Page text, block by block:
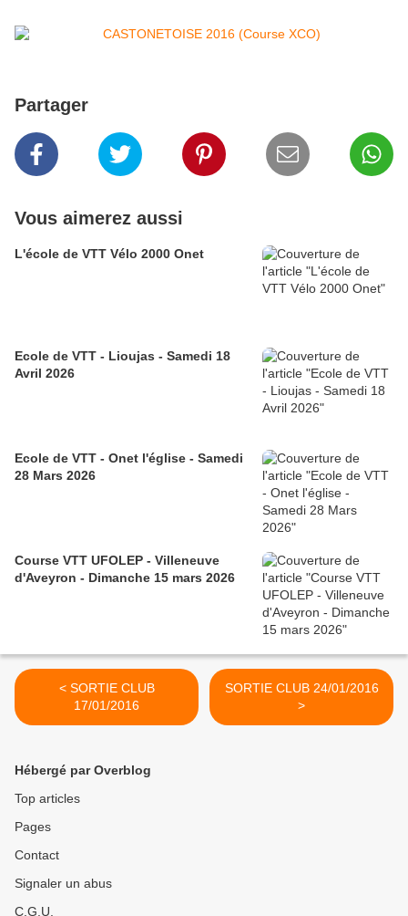
Partager
Vous aimerez aussi
L'école de VTT Vélo 2000 Onet
Ecole de VTT - Lioujas - Samedi 18
Avril 2026
Ecole de VTT - Onet l'église - Samedi
28 Mars 2026
Course VTT UFOLEP - Villeneuve
d'Aveyron - Dimanche 15 mars 2026
< SORTIE CLUB
17/01/2016
SORTIE CLUB 24/01/2016
>
Hébergé par Overblog
Top articles
Pages
Contact
Signaler un abus
C.G.U.